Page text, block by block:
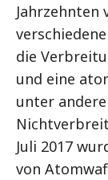
Jahrzehnten
die
und eine
unter
Juli 2017
von